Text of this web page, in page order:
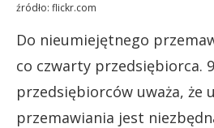
źródło: flickr.com
Do nieumiejętnego
co czwarty przedsiębiorca.
przedsiębiorców uważa, że
przemawiania jest